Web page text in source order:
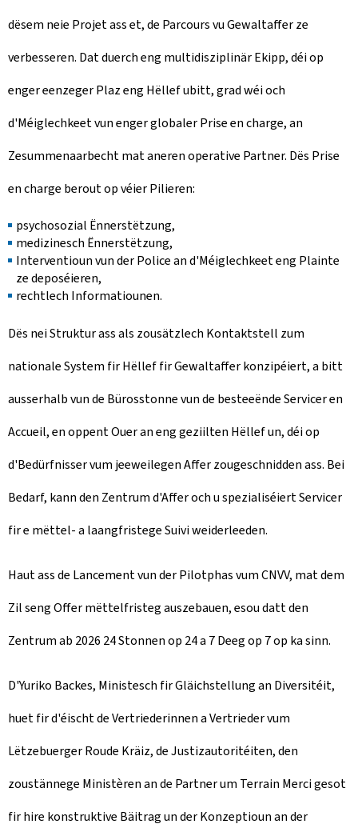
dësem neie Projet ass et, de Parcours vu Gewaltaffer ze
verbesseren. Dat duerch eng multidisziplinär Ekipp, déi op
enger eenzeger Plaz eng Hëllef ubitt, grad wéi och
d'Méiglechkeet vun enger globaler Prise en charge, an
Zesummenaarbecht mat aneren operative Partner. Dës Prise
en charge berout op véier Pilieren:
psychosozial Ënnerstëtzung,
medizinesch Ënnerstëtzung,
Interventioun vun der Police an d'Méiglechkeet eng Plainte
ze deposéieren,
rechtlech Informatiounen.
Dës nei Struktur ass als zousätzlech Kontaktstell zum
nationale System fir Hëllef fir Gewaltaffer konzipéiert, a bitt
ausserhalb vun de Bürosstonne vun de besteeënde Servicer en
Accueil, en oppent Ouer an eng geziilten Hëllef un, déi op
d'Bedürfnisser vum jeeweilegen Affer zougeschnidden ass. Bei
Bedarf, kann den Zentrum d'Affer och u spezialiséiert Servicer
fir e mëttel- a laangfristege Suivi weiderleeden.
Haut ass de Lancement vun der Pilotphas vum CNVV, mat dem
Zil seng Offer mëttelfristeg auszebauen, esou datt den
Zentrum ab 2026 24 Stonnen op 24 a 7 Deeg op 7 op ka sinn.
D'Yuriko Backes, Ministesch fir Gläichstellung an Diversitéit,
huet fir d'éischt de Vertriederinnen a Vertrieder vum
Lëtzebuerger Roude Kräiz, de Justizautoritéiten, den
zoustännege Ministèren an de Partner um Terrain Merci gesot
fir hire konstruktive Bäitrag un der Konzeptioun an der